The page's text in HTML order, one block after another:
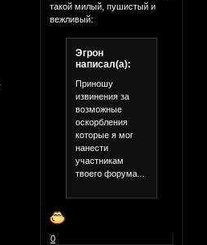
такой милый, пушистый и
вежливый:
Эгрон
написал(а):
Приношу
извинения за
возможные
оскорбления
которые я мог
нанести
участникам
твоего форума...
0